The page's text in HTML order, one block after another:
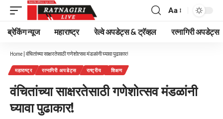
Font
Resizer
Aa
ब्रेकिंग न्यूज महाराष्ट्र रेल्वे अपडेट्स & ट्रॅव्हल रत्नागिरी अपडेट्स
Home | वंचितांच्या साक्षरतेसाठी गणेशोत्सव मंडळांनी घ्यावा पुढाकार!
महाराष्ट्र रत्नागिरी अपडेट्स राष्ट्रीय शिक्षण
वंचितांच्या साक्षरतेसाठी गणेशोत्सव मंडळांनी
घ्यावा पुढाकार!